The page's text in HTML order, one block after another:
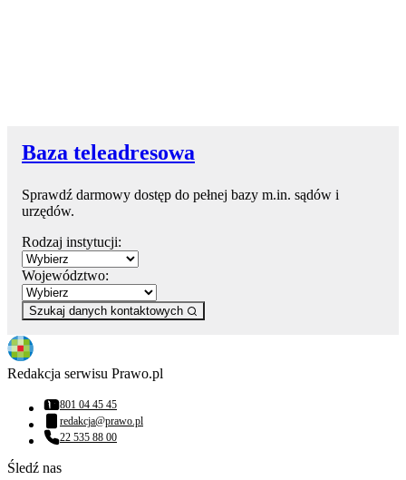
Baza teleadresowa
Sprawdź darmowy dostęp do pełnej bazy m.in. sądów i
urzędów.
Rodzaj instytucji:
Województwo:
Szukaj danych kontaktowych
Redakcja serwisu Prawo.pl
Numer telefonu:
801 04 45 45
Adres email:
redakcja@prawo.pl
Numer telefonu:
22 535 88 00
Śledź nas